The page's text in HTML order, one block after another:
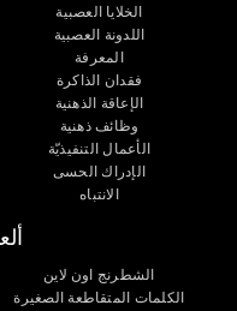
الخلايا العصبية
اللدونة العصبية
المعرفة
فقدان الذاكرة
الإعاقة الذهنية
وظائف ذهنية
الأعمال التنفيذيّة
الإدراك الحسى
الانتباه
الشطرنج اون لاين
الكلمات المتقاطعة الصغيرة